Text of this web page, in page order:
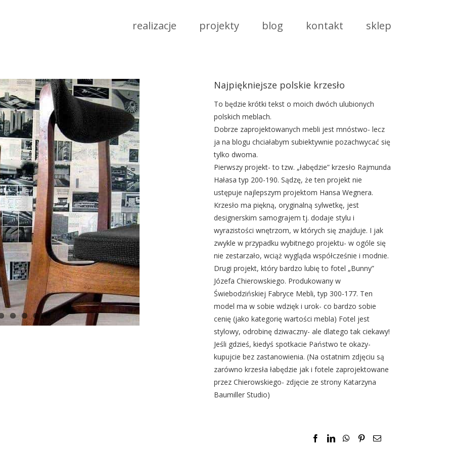
realizacje projekty blog kontakt sklep
Najpiękniejsze polskie krzesło
To będzie krótki tekst o moich dwóch ulubionych
polskich meblach.
Dobrze zaprojektowanych mebli jest mnóstwo- lecz
ja na blogu chciałabym subiektywnie pozachwycać się
tylko dwoma.
Pierwszy projekt- to tzw. „łabędzie” krzesło Rajmunda
Hałasa typ 200-190. Sądzę, że ten projekt nie
ustępuje najlepszym projektom Hansa Wegnera.
Krzesło ma piękną, oryginalną sylwetkę, jest
designerskim samograjem tj. dodaje stylu i
wyrazistości wnętrzom, w których się znajduje. I jak
zwykle w przypadku wybitnego projektu- w ogóle się
nie zestarzało, wciąż wygląda współcześnie i modnie.
Drugi projekt, który bardzo lubię to fotel „Bunny”
Józefa Chierowskiego. Produkowany w
Świebodzińskiej Fabryce Mebli, typ 300-177. Ten
model ma w sobie wdzięk i urok- co bardzo sobie
cenię (jako kategorię wartości mebla) Fotel jest
stylowy, odrobinę dziwaczny- ale dlatego tak ciekawy!
Jeśli gdzieś, kiedyś spotkacie Państwo te okazy-
kupujcie bez zastanowienia. (Na ostatnim zdjęciu są
zarówno krzesła łabędzie jak i fotele zaprojektowane
przez Chierowskiego- zdjęcie ze strony Katarzyna
Baumiller Studio)
Facebook
LinkedInWhatsApp
PinterestEmail